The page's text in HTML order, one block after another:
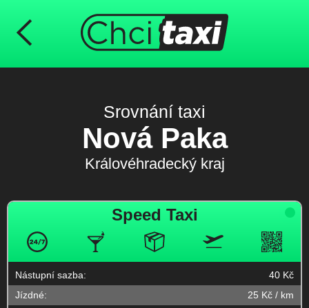
Srovnání taxi
Nová Paka
Královéhradecký kraj
Speed Taxi
Nástupní sazba:
40 Kč
Jízdné:
25 Kč / km